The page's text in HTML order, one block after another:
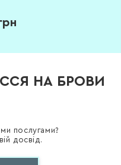
НА БРОВИ
послугами?
досвід.